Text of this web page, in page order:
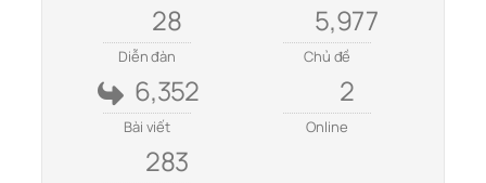
28
Diễn đàn
5,977
Chủ đề
6,352
Bài viết
2
Online
283